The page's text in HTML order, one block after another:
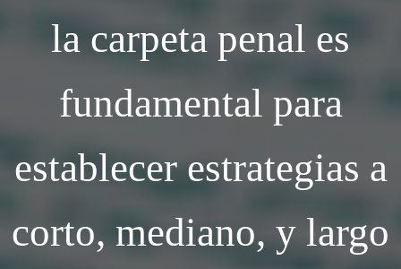
la carpeta penal es
fundamental para
establecer estrategias a
corto, mediano, y largo